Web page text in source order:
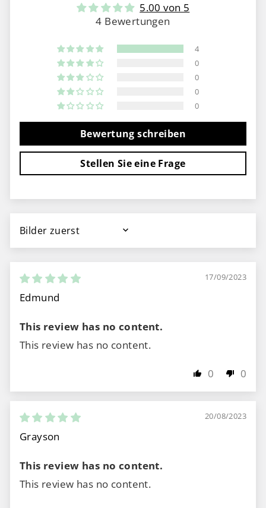
5.00 von 5
4 Bewertungen
4
0
0
0
0
Bewertung schreiben
Stellen Sie eine Frage
SORT BY
17/09/2023
Edmund
This review has no content.
This review has no content.
0 0
20/08/2023
Grayson
This review has no content.
This review has no content.